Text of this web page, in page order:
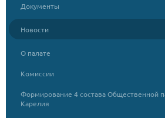
Документы
Новости
О палате
Комиссии
Формирование 4 состава Общественной
Карелия